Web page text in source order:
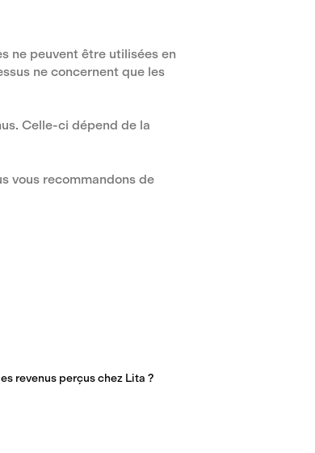
ne peuvent être utilisées en
ne concernent que les
Celle-ci dépend de la
vous recommandons de
revenus perçus chez Lita ?